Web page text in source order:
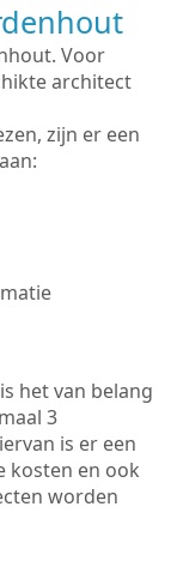
Voor
architect
zijn er een
het van belang
3
is er een
kosten en ook
worden